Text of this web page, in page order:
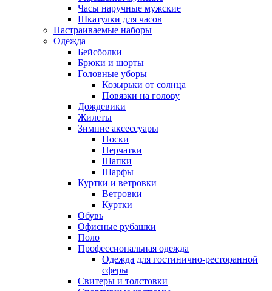
Часы наручные мужские
Шкатулки для часов
Настраиваемые наборы
Одежда
Бейсболки
Брюки и шорты
Головные уборы
Козырьки от солнца
Повязки на голову
Дождевики
Жилеты
Зимние аксессуары
Носки
Перчатки
Шапки
Шарфы
Куртки и ветровки
Ветровки
Куртки
Обувь
Офисные рубашки
Поло
Профессиональная одежда
Одежда для гостинично-ресторанной
сферы
Свитеры и толстовки